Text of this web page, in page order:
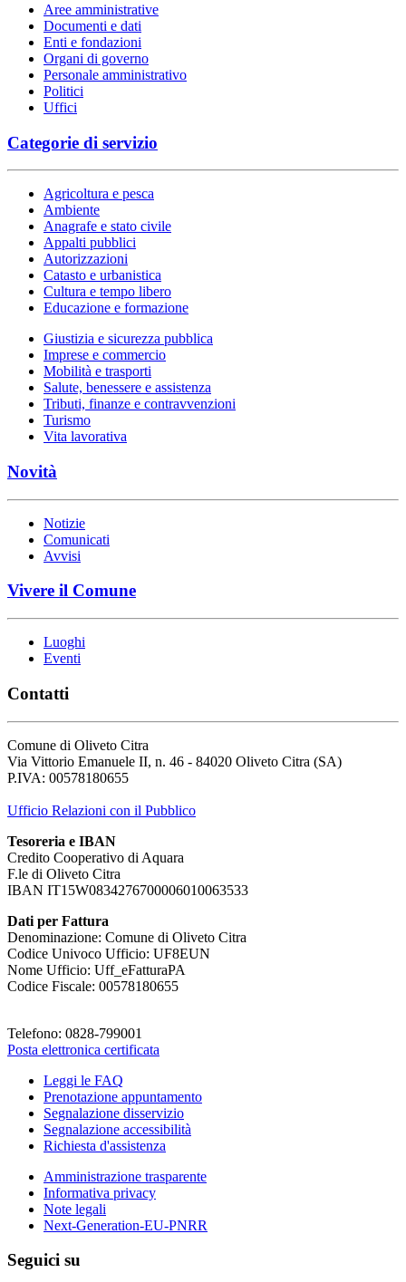
Aree amministrative
Documenti e dati
Enti e fondazioni
Organi di governo
Personale amministrativo
Politici
Uffici
Categorie di servizio
Agricoltura e pesca
Ambiente
Anagrafe e stato civile
Appalti pubblici
Autorizzazioni
Catasto e urbanistica
Cultura e tempo libero
Educazione e formazione
Giustizia e sicurezza pubblica
Imprese e commercio
Mobilità e trasporti
Salute, benessere e assistenza
Tributi, finanze e contravvenzioni
Turismo
Vita lavorativa
Novità
Notizie
Comunicati
Avvisi
Vivere il Comune
Luoghi
Eventi
Contatti
Comune di Oliveto Citra
Via Vittorio Emanuele II, n. 46 - 84020 Oliveto Citra (SA)
P.IVA: 00578180655
Ufficio Relazioni con il Pubblico
Tesoreria e IBAN
Credito Cooperativo di Aquara
F.le di Oliveto Citra
IBAN IT15W0834276700006010063533
Dati per Fattura
Denominazione: Comune di Oliveto Citra
Codice Univoco Ufficio: UF8EUN
Nome Ufficio: Uff_eFatturaPA
Codice Fiscale: 00578180655
Telefono: 0828-799001
Posta elettronica certificata
Leggi le FAQ
Prenotazione appuntamento
Segnalazione disservizio
Segnalazione accessibilità
Richiesta d'assistenza
Amministrazione trasparente
Informativa privacy
Note legali
Next-Generation-EU-PNRR
Seguici su